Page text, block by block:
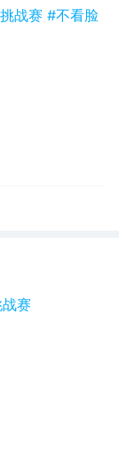
战赛 #不看脸
赛